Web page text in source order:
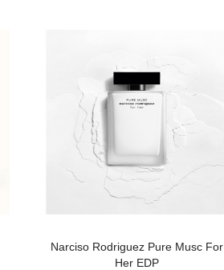
Narciso Rodriguez Pure Musc For
Her EDP